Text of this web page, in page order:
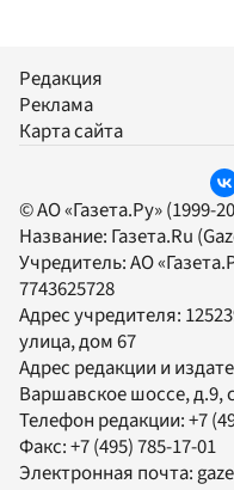
Редакция
Реклама
Карта сайта
© АО «Газета.Ру» (1999-
Название: Газета.Ru
Учредитель:АО
7743625728
Адрес учредителя:
улица, дом 67
Адрес редакции и
Варшавское шоссе, д.9,
Телефон редакции:+7
Факс:+7 (495) 785-17-01
Электронная почта: